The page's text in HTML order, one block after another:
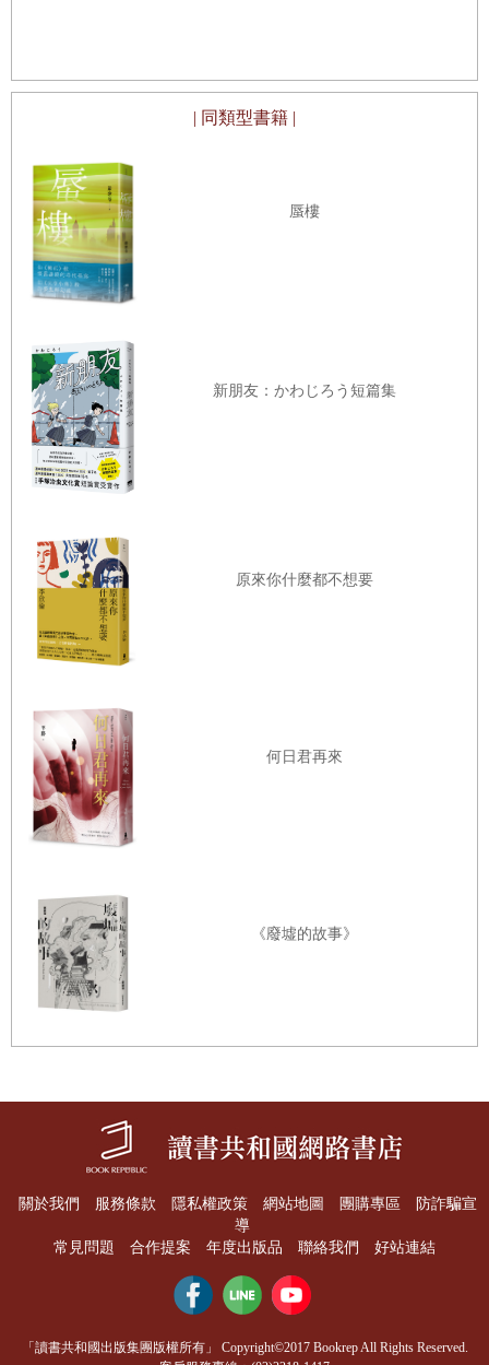
36 高原的一千零一夜
藏經閣筆記
38 大力士們
39 幾度夢回雲遊僧
41 死亡的年份
42 憾在瘟疫蔓延時
43 祿東贊
44商旅隊報信者馬玄智
46 學會的第一個詞བཙུན་མོ
47 與桂兒相依為命
48 夢中問佛
49 永遠不老的佛
51 懸念的人
52 阿耶與天可汗
53 等待問世的傳奇
【貳】महायानदेव
守經人王阿菩與史坦因
2二哥長捷法師
3大理卿鄭善果
4慧景、慧嚴、道基法師
6蜀地乞丐
從此，甲木薩和她心中永遠懸念的雲遊僧，成了島嶼女孩李
雁兒注目之火，筆中之墨。
以上，是我為這本長篇小說擷取如電影的（本事）。
小說雖一分為二，但內文彼此互文，隱隱有所指涉與悄悄連
結，文氣語感也各有不同，雲遊僧理性，依人物驅動小說敘
事。甲木薩感性，依時間驅動其一生。敘述著兩輛平行時空
小說另外在開頭增添一個近代與當代人物，如小說楔子般，
以增添小說感：
一個是李雁兒（大昭寺導覽員），由當代一個也叫做李雁兒
的女孩（和文成公主的在家俗名李雁兒同名）走入時光甬
史只是舞台背景，小說的探照燈照射的是文成公主不為人知
的愛情想像與其對高原的影響之最，吐蕃人稱她為甲木薩，
漢地來的女神，而小說則讓女神走下蓮花座，讓她走出傳
奇，她是一個活生生的人物，有哀有愁有淚有悲，當然也有
另一個當代人物是王道士（人稱王阿菩），以王阿菩和史坦
因相遇展開的序曲，輾轉帶出千佛洞文物之所以會被史坦因
帶走，全肇因於兩人的共通偶像：三藏法師雲遊僧玄奘，我
想藉此帶出玄奘對後世歷史具有不可逆轉的影響力。
小說雖劃分為二個人物軸線，但彼此關聯則由西域商旅馬玄
的報信者，使兩個敘事內裡隱隱串聯，互為虛構的書信，透
過佛典翻譯的埋針藏線，使人物不再只是被歷史封印的平面
圖騰。
大昭寺導覽員李雁兒的高原紀行
那時西藏的佛還很單純，教派尚未完成。
印度佛法和禪宗佛法都尚未來到這裡論戰，繁複曼陀羅與空
無一物如兩極星辰，在銀河閃爍卻不相逢。那些有著印度長
串譯名的大成就者也尚未來到甲木薩的世界。甚至甲木薩和
唐高宗之後的整個富麗文明也只是初遇。西元六六四年，四
| 同類型書籍 |
蜃樓
新朋友：かわじろう短篇集
原來你什麼都不想要
何日君再來
《廢墟的故事》
關於我們 服務條款 隱私權政策 網站地圖 團購專區
防詐騙宣
導
常見問題
合作提案 年度出版品 聯絡我們 好站連結
「讀書共和國出版集團版權所有」 Copyright©2017 Bookrep All Rights Reserved.